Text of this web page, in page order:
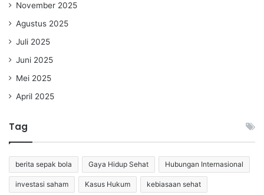
November 2025
Agustus 2025
Juli 2025
Juni 2025
Mei 2025
April 2025
Tag
berita sepak bola Gaya Hidup Sehat Hubungan Internasional
investasi saham Kasus Hukum kebiasaan sehat